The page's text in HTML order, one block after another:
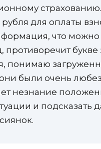
для оплаты
что можно
противоречит букве
понимаю
они были очень
незнание
и подсказать